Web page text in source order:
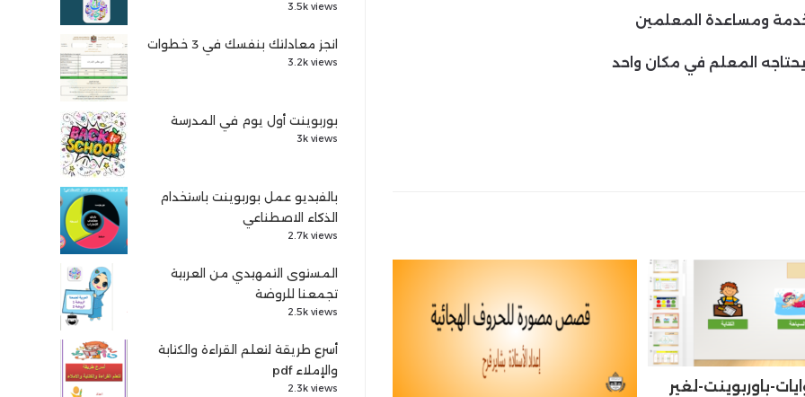
ومساعدة المعلمين
المعلم في مكان واحد
باوربوينت-لغير
3.5k views
انجز معادلتك بنفسك في 3 خطوات
3.2k views
بوربوينت أول يوم في المدرسة
3k views
بالفيديو عمل بوربوينت باستخدام
الذكاء الاصطناعي
2.7k views
المستوى التمهيدي من العربية
تجمعنا للروضة
2.5k views
أسرع طريقة لتعلم القراءة والكتابة
والإملاء pdf
2.3k views